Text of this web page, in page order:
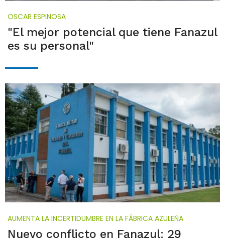
OSCAR ESPINOSA
"El mejor potencial que tiene Fanazul
es su personal"
AUMENTA LA INCERTIDUMBRE EN LA FÁBRICA AZULEÑA
Nuevo conflicto en Fanazul: 29